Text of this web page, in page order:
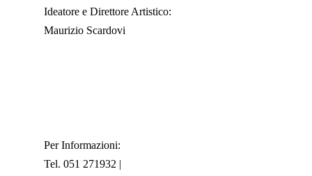
Ideatore e Direttore Artistico:
Maurizio Scardovi
Per Informazioni:
Tel. 051 271932 |